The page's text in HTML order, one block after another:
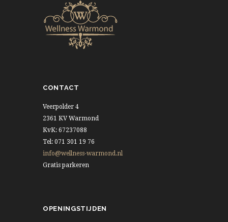
CONTACT
Veerpolder 4
2361 KV Warmond
KvK: 67237088
Tel: 071 301 19 76
info@wellness-warmond.nl
Gratis parkeren
OPENINGSTIJDEN